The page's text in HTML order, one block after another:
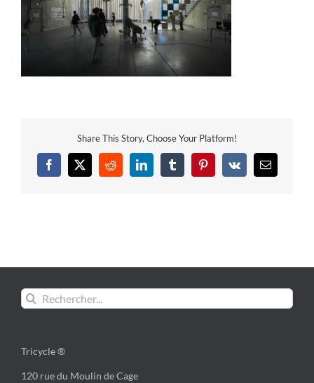
Share This Story, Choose Your Platform!
Facebook
X RedditLinkedInTumblrPinterest
Vk Email
Rechercher:
Tricycle ®
120 rue du Moulin de Cage